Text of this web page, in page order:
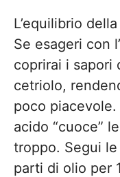
L’equilibrio
Se esageri con
coprirai i sapori
cetriolo,
poco
acido “cuoce”
troppo. Segui
parti di olio per